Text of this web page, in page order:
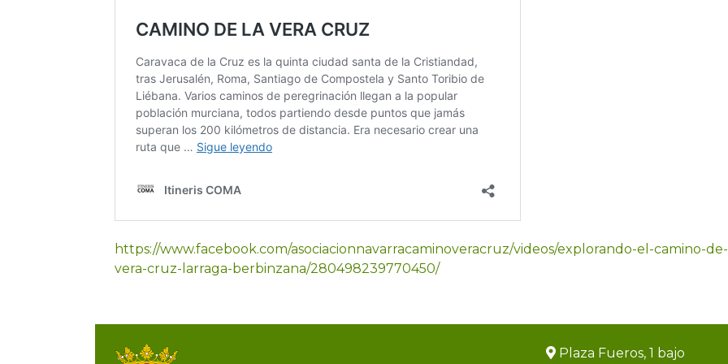
https://www.facebook.com/asociacionnavarracaminoveracruz/videos/explorando-el-camino-
vera-cruz-larraga-berbinzana/280498239770450/
Plaza Fueros, 1 bajo